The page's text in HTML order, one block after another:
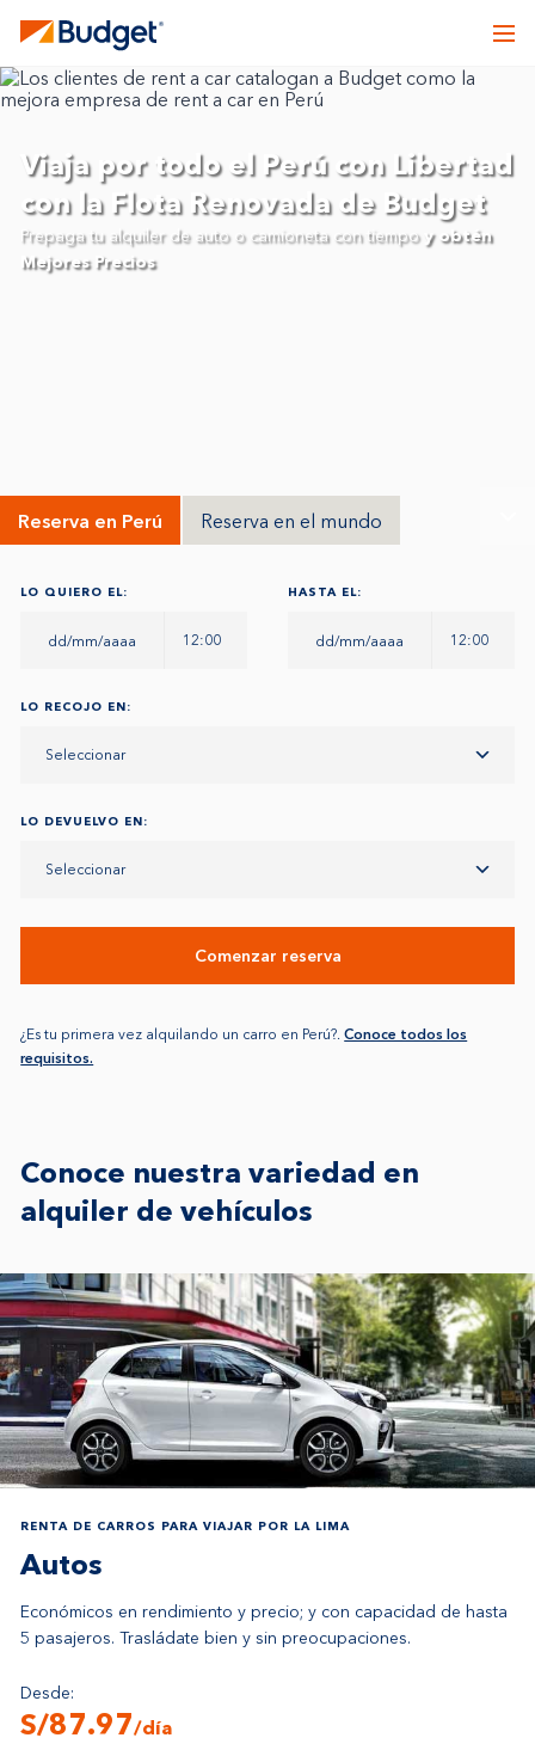
Viaja por todo el Perú con Libertad
con la Flota Renovada de Budget
Prepaga tu alquiler de auto o camioneta con tiempo y obtén
Mejores Precios
Reserva en Perú Reserva en el mundo
LO QUIERO EL:
12:00
HASTA EL:
12:00
LO RECOJO EN:
Seleccionar
LO DEVUELVO EN:
Seleccionar
Comenzar reserva
¿Es tu primera vez alquilando un carro en Perú?.Conoce todos los
requisitos.
Conoce nuestra variedad en
alquiler de vehículos
RENTA DE CARROS PARA VIAJAR POR LA LIMA
Autos
Económicos en rendimiento y precio; y con capacidad de hasta
5 pasajeros. Trasládate bien y sin preocupaciones.
Desde:
S/87.97/día